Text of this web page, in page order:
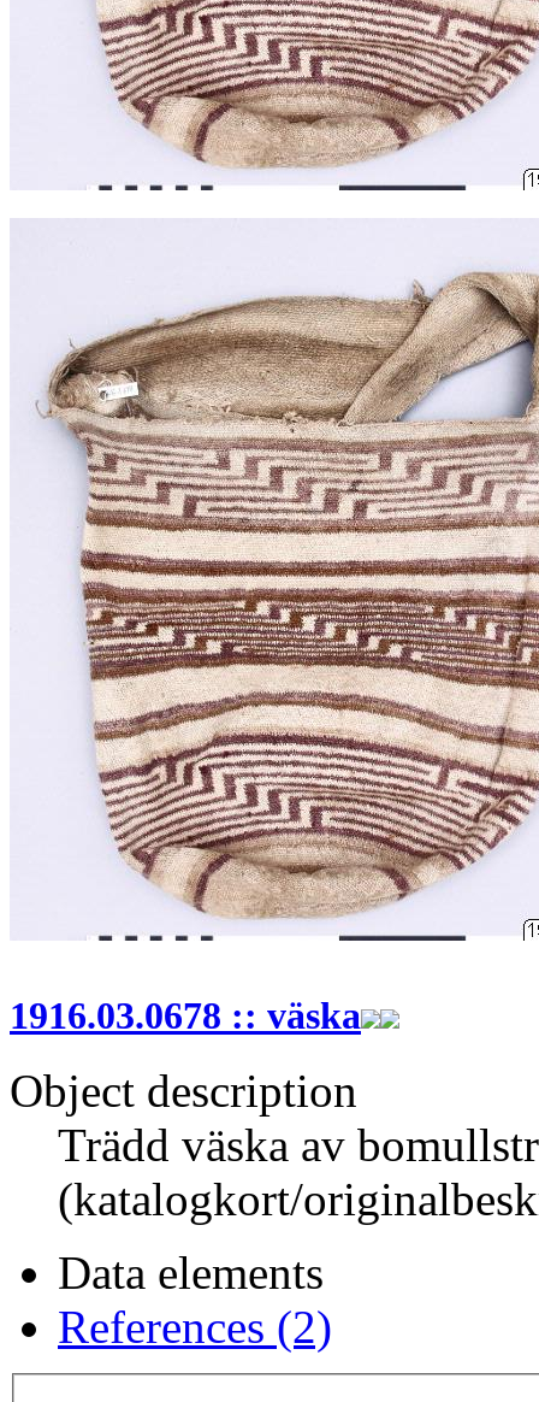
1916.03.0678 :: väska
Object description
Trädd väska av
(katalogkort/
Data elements
References (2)